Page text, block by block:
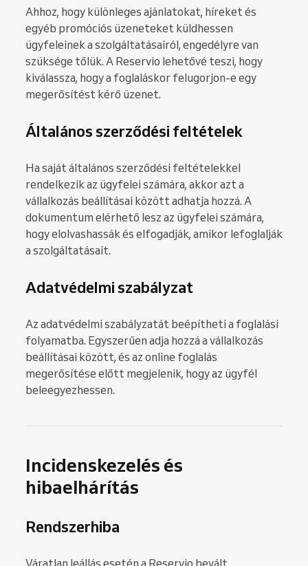
Ahhoz, hogy különleges ajánlatokat, híreket és
egyéb promóciós üzeneteket küldhessen
ügyfeleinek a szolgáltatásairól, engedélyre van
szüksége tőlük. A Reservio lehetővé teszi, hogy
kiválassza, hogy a foglaláskor felugorjon-e egy
megerősítést kérő üzenet.
Általános szerződési feltételek
Ha saját általános szerződési feltételekkel
rendelkezik az ügyfelei számára, akkor azt a
vállalkozás beállításai között adhatja hozzá. A
dokumentum elérhető lesz az ügyfelei számára,
hogy elolvashassák és elfogadják, amikor lefoglalják
a szolgáltatásait.
Adatvédelmi szabályzat
Az adatvédelmi szabályzatát beépítheti a foglalási
folyamatba. Egyszerűen adja hozzá a vállalkozás
beállításai között, és az online foglalás
megerősítése előtt megjelenik, hogy az ügyfél
beleegyezhessen.
Incidenskezelés és
hibaelhárítás
Rendszerhiba
Váratlan leállás esetén a Reservio bevált